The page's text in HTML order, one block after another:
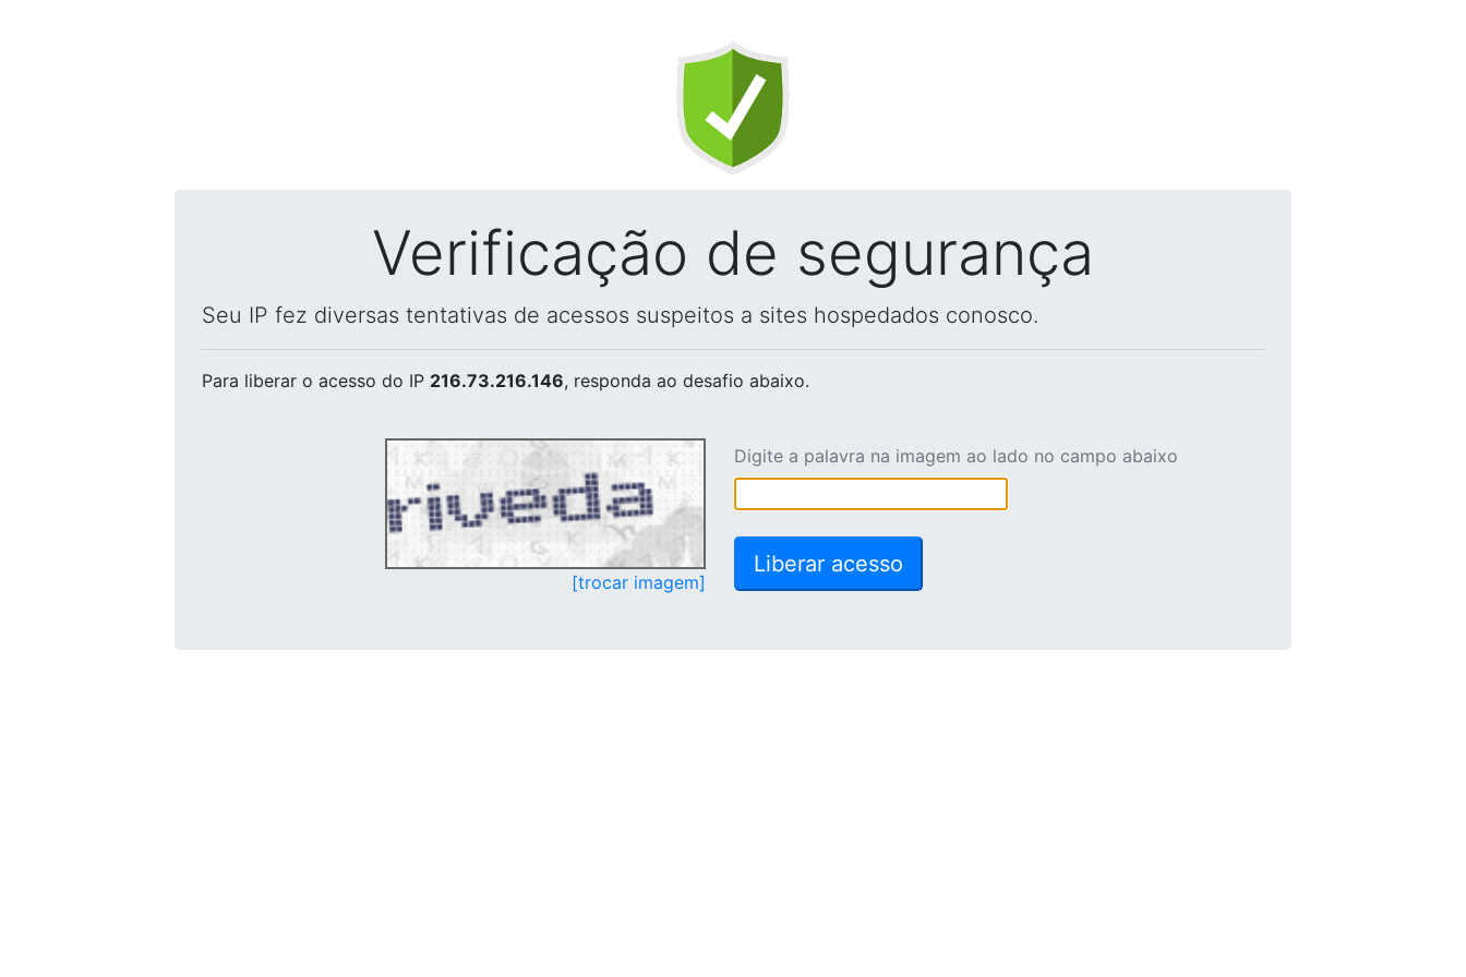
Verificação de segurança
Seu IP fez diversas tentativas de acessos suspeitos a sites hospedados conosco.
Para liberar o acesso do IP 216.73.216.146, responda ao desafio abaixo.
[trocar imagem]
Digite a palavra na imagem ao lado no campo abaixo